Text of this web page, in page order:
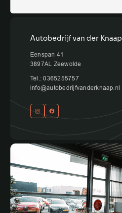
Autobedrijf van der Knaap
Eenspan 41
3897AL Zeewolde
Tel.: 0365255757
info@autobedrijfvanderknaap.nl